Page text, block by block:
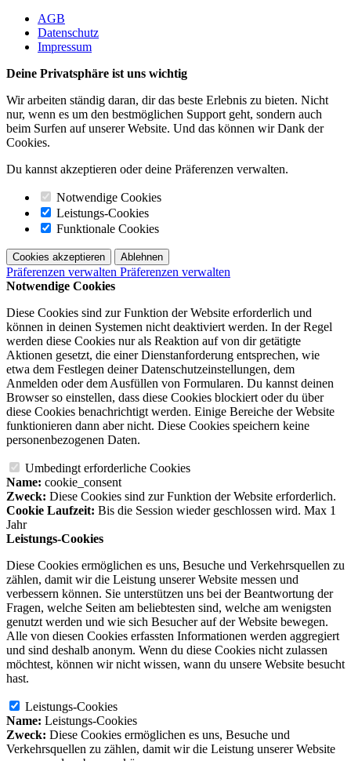
AGB
Datenschutz
Impressum
Deine Privatsphäre ist uns wichtig
Wir arbeiten ständig daran, dir das beste Erlebnis zu bieten. Nicht
nur, wenn es um den bestmöglichen Support geht, sondern auch
beim Surfen auf unserer Website. Und das können wir Dank der
Cookies.
Du kannst akzeptieren oder deine Präferenzen verwalten.
Notwendige Cookies
Leistungs-Cookies
Funktionale Cookies
Cookies akzeptieren Ablehnen
Präferenzen verwalten Präferenzen verwalten
Notwendige Cookies
Diese Cookies sind zur Funktion der Website erforderlich und
können in deinen Systemen nicht deaktiviert werden. In der Regel
werden diese Cookies nur als Reaktion auf von dir getätigte
Aktionen gesetzt, die einer Dienstanforderung entsprechen, wie
etwa dem Festlegen deiner Datenschutzeinstellungen, dem
Anmelden oder dem Ausfüllen von Formularen. Du kannst deinen
Browser so einstellen, dass diese Cookies blockiert oder du über
diese Cookies benachrichtigt werden. Einige Bereiche der Website
funktionieren dann aber nicht. Diese Cookies speichern keine
personenbezogenen Daten.
Umbedingt erforderliche Cookies
Name: cookie_consent
Zweck: Diese Cookies sind zur Funktion der Website erforderlich.
Cookie Laufzeit: Bis die Session wieder geschlossen wird. Max 1
Jahr
Leistungs-Cookies
Diese Cookies ermöglichen es uns, Besuche und Verkehrsquellen zu
zählen, damit wir die Leistung unserer Website messen und
verbessern können. Sie unterstützen uns bei der Beantwortung der
Fragen, welche Seiten am beliebtesten sind, welche am wenigsten
genutzt werden und wie sich Besucher auf der Website bewegen.
Alle von diesen Cookies erfassten Informationen werden aggregiert
und sind deshalb anonym. Wenn du diese Cookies nicht zulassen
möchtest, können wir nicht wissen, wann du unsere Website besucht
hast.
Leistungs-Cookies
Name: Leistungs-Cookies
Zweck: Diese Cookies ermöglichen es uns, Besuche und
Verkehrsquellen zu zählen, damit wir die Leistung unserer Website